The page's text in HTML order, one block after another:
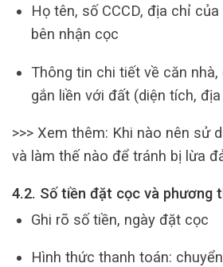
Họ tên, số CCCD, địa chỉ
bên nhận cọc
Thông tin chi tiết về căn
gắn liền với đất (diện tích,
>>> Xem thêm: Khi nào nên sử
và làm thế nào để tránh bị lừa
4.2. Số tiền đặt cọc và phương
Ghi rõ số tiền, ngày đặt cọc
Hình thức thanh toán: